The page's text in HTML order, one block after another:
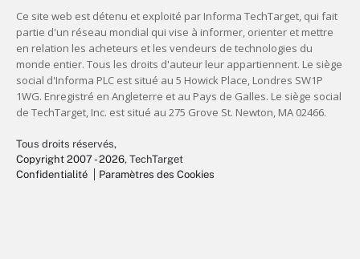
Tous droits réservés,
Copyright 2007 - 2026, TechTarget
Confidentialité
Paramètres des Cookies